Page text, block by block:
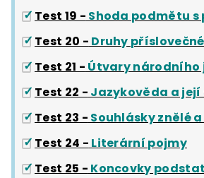
Test 19 - Shoda podmětu
Test 20 - Druhy
Test 21 - Útvary národního
Test 22 - Jazykověda a její
Test 23 - Souhlásky znělé
Test 24 - Literární pojmy
Test 25 - Koncovky